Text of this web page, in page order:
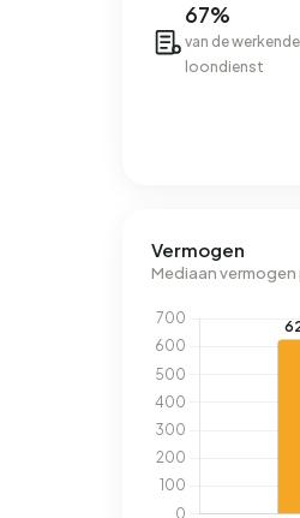
67%
van de
loondienst
Vermogen
Mediaan